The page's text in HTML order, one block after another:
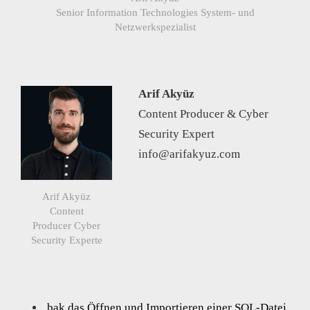
Senior Information Technologies System- und
Netzwerkspezialist
Arif Akyüz
Content
Producer Cyber
Security Experte
Arif Akyüz
Content Producer & Cyber
Security Expert
info@arifakyuz.com